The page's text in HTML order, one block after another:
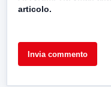
articolo.